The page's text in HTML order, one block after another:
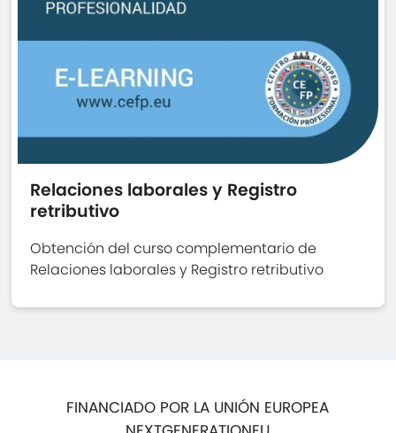
Relaciones laborales y Registro
retributivo
Obtención del curso complementario de
Relaciones laborales y Registro retributivo
FINANCIADO POR LA UNIÓN EUROPEA